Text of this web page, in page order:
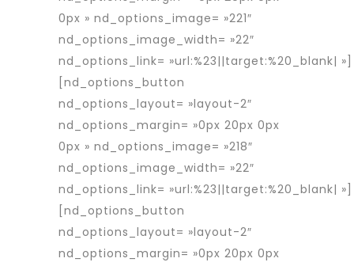
0px » nd_options_image= »221″
nd_options_image_width= »22″
nd_options_link= »url:%23||target:%20_blank| »]
[nd_options_button
nd_options_layout= »layout-2″
nd_options_margin= »0px 20px 0px
0px » nd_options_image= »218″
nd_options_image_width= »22″
nd_options_link= »url:%23||target:%20_blank| »]
[nd_options_button
nd_options_layout= »layout-2″
nd_options_margin= »0px 20px 0px